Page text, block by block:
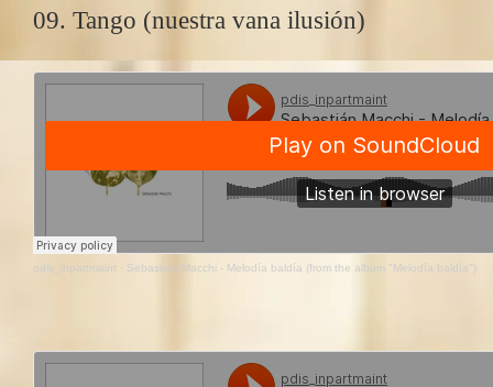
09. Tango (nuestra vana ilusión)
pdis_inpartmaint · Sebastián Macchi - Melodía baldía (from the album "Melodía baldía")